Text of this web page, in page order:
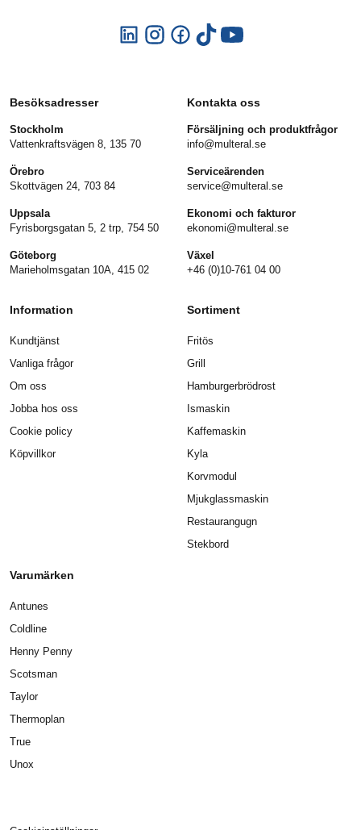
Besöksadresser
Stockholm
Vattenkraftsvägen 8, 135 70
Örebro
Skottvägen 24, 703 84
Uppsala
Fyrisborgsgatan 5, 2 trp, 754 50
Göteborg
Marieholmsgatan 10A, 415 02
Kontakta oss
Försäljning och produktfrågor
info@multeral.se
Serviceärenden
service@multeral.se
Ekonomi och fakturor
ekonomi@multeral.se
Växel
+46 (0)10-761 04 00
Information
Kundtjänst
Vanliga frågor
Om oss
Jobba hos oss
Cookie policy
Köpvillkor
Sortiment
Fritös
Grill
Hamburgerbrödrost
Ismaskin
Kaffemaskin
Kyla
Korvmodul
Mjukglassmaskin
Restaurangugn
Stekbord
Varumärken
Antunes
Coldline
Henny Penny
Scotsman
Taylor
Thermoplan
True
Unox